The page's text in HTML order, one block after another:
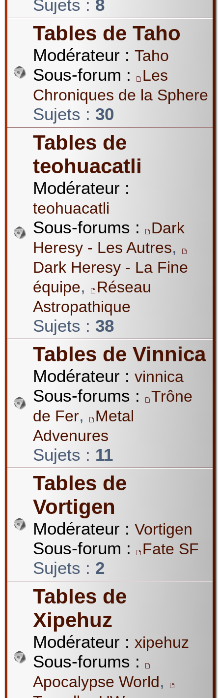
Sujets : 8
Tables de Taho
Modérateur : Taho
Sous-forum :
Les
Chroniques de la Sphere
Sujets : 30
Tables de
teohuacatli
Modérateur :
teohuacatli
Sous-forums :
Dark
Heresy - Les Autres,
Dark Heresy - La Fine
équipe,
Réseau
Astropathique
Sujets : 38
Tables de Vinnica
Modérateur : vinnica
Sous-forums :
Trône
de Fer,
Metal
Advenures
Sujets : 11
Tables de
Vortigen
Modérateur : Vortigen
Sous-forum : Fate SF
Sujets : 2
Tables de
Xipehuz
Modérateur : xipehuz
Sous-forums :
Apocalypse World,